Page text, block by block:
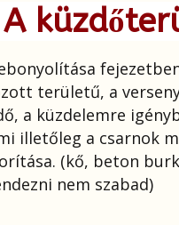
területű, a
a küzdelemre
illetőleg a csarnok
(kő, beton
nem szabad)